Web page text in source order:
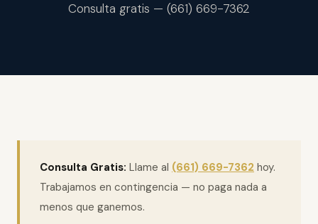
Consulta gratis — (661) 669-7362
Consulta Gratis: Llame al (661) 669-7362 hoy.
Trabajamos en contingencia — no paga nada a
menos que ganemos.